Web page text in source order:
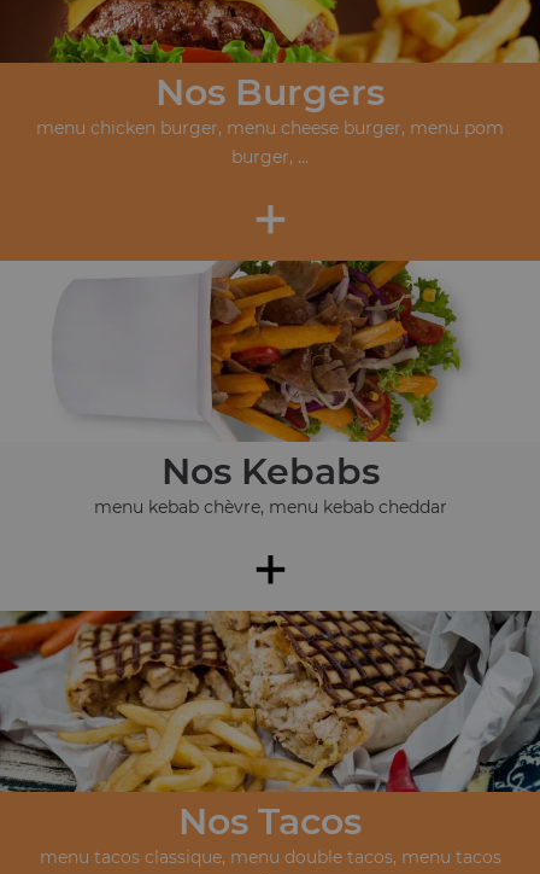
Nos Burgers
menu chicken burger, menu cheese burger, menu pom
burger, ...
+
Nos Kebabs
menu kebab chèvre, menu kebab cheddar
+
Nos Tacos
menu tacos classique, menu double tacos, menu tacos